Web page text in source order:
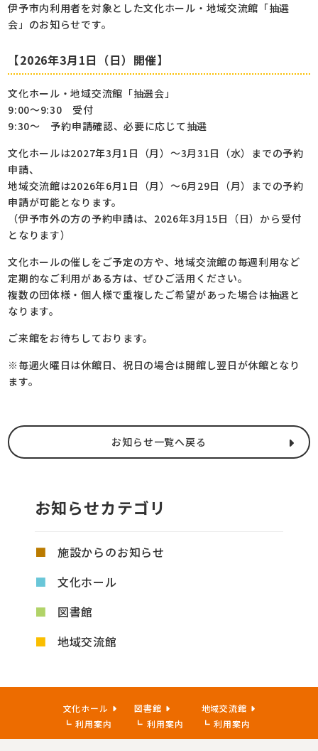
伊予市内利用者を対象とした文化ホール・地域交流館「抽選
会」のお知らせです。
【2026年3月1日（日）開催】
文化ホール・地域交流館「抽選会」
9:00～9:30 受付
9:30～ 予約申請確認、必要に応じて抽選
文化ホールは2027年3月1日（月）～3月31日（水）までの予約
申請、
地域交流館は2026年6月1日（月）～6月29日（月）までの予約
申請が可能となります。
（伊予市外の方の予約申請は、2026年3月15日（日）から受付
となります）
文化ホールの催しをご予定の方や、地域交流館の毎週利用など
定期的なご利用がある方は、ぜひご活用ください。
複数の団体様・個人様で重複したご希望があった場合は抽選と
なります。
ご来館をお待ちしております。
※毎週火曜日は休館日、祝日の場合は開館し翌日が休館となり
ます。
お知らせ一覧へ戻る
お知らせカテゴリ
施設からのお知らせ
文化ホール
図書館
地域交流館
文化ホール
利用案内
図書館
利用案内
地域交流館
利用案内